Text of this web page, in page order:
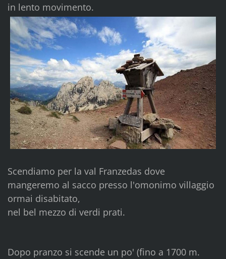
in lento movimento.
Scendiamo per la val Franzedas dove
mangeremo al sacco presso l'omonimo villaggio
ormai disabitato,
nel bel mezzo di verdi prati.
Dopo pranzo si scende un po' (fino a 1700 m.